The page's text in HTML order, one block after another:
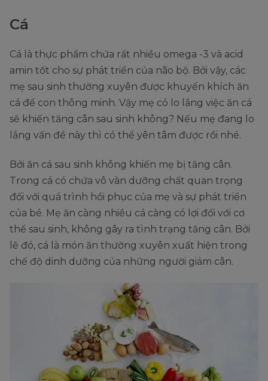
Cá
Cá là thực phẩm chứa rất nhiều omega -3 và acid
amin tốt cho sự phát triển của não bộ. Bởi vậy, các
mẹ sau sinh thường xuyên được khuyến khích ăn
cá để con thông minh. Vậy mẹ có lo lắng việc ăn cá
sẽ khiến tăng cân sau sinh không? Nếu mẹ đang lo
lắng vấn đề này thì có thể yên tâm được rồi nhé.
Bởi ăn cá sau sinh không khiến mẹ bị tăng cân.
Trong cá có chứa vô vàn dưỡng chất quan trọng
đối với quá trình hồi phục của mẹ và sự phát triển
của bé. Mẹ ăn càng nhiều cá càng có lợi đối với cơ
thể sau sinh, không gây ra tình trạng tăng cân. Bởi
lẽ đó, cá là món ăn thường xuyên xuất hiện trong
chế độ dinh dưỡng của những người giảm cân.